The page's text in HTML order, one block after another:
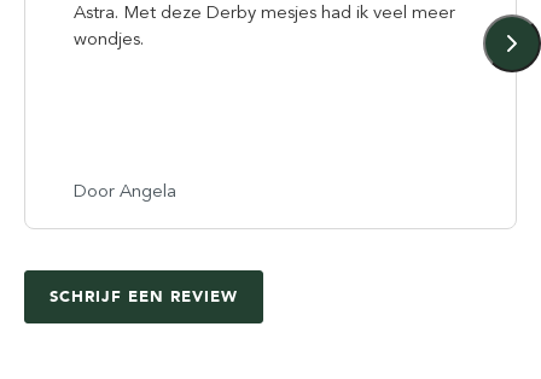
Astra. Met deze Derby mesjes had ik veel meer
wondjes.
Door Angela
SCHRIJF EEN REVIEW